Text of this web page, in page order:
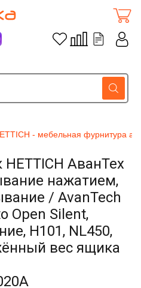
- мебельная фурнитура
АванТех
нажатием,
/ AvanTech
Open Silent,
H101, NL450,
вес ящика